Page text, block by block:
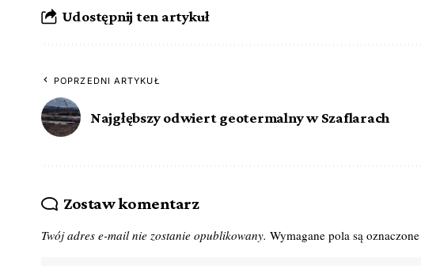
Udostępnij ten artykuł
POPRZEDNI ARTYKUŁ
Najgłębszy odwiert geotermalny w Szaflarach
Zostaw komentarz
Twój adres e-mail nie zostanie opublikowany. Wymagane pola są oznaczone